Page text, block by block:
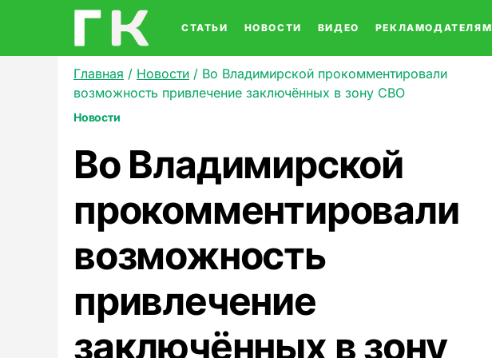
СТАТЬИ НОВОСТИ ВИДЕО РЕКЛАМОДАТЕЛЯМ
Главная / Новости / Во Владимирской прокомментировали
возможность привлечение заключённых в зону СВО
Новости
Во Владимирской
прокомментировали
возможность
привлечение
заключённых в зону